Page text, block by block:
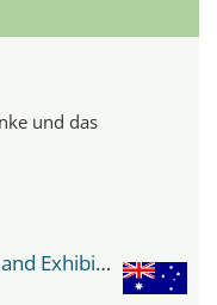
und das
MCEC - Melbourne Convention and Exhibition Center